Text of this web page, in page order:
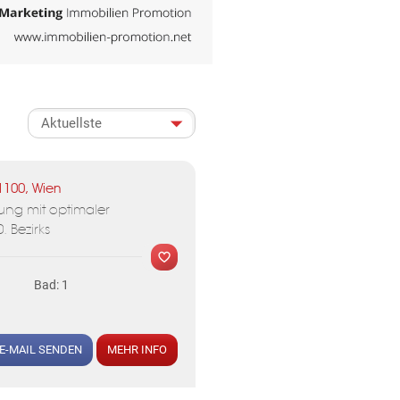
zu erhalten.
über die Verarbeitung
Wien
mit optimaler
Bezirks
Bad: 1
MAIL SENDEN MEHR INFO